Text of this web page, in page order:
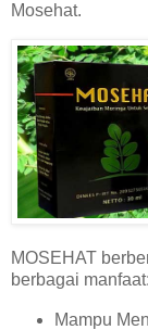
Mosehat.
MOSEHAT
berbagai manfaat:
Mampu